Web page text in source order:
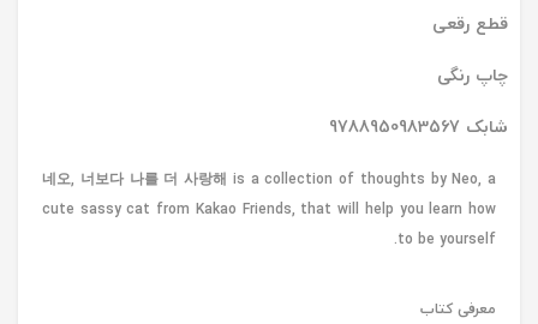
قطع رقعی
چاپ رنگی
شابک 9788950983567
네오, 너보다 나를 더 사랑해 is a collection of thoughts by Neo, a
cute sassy cat from Kakao Friends, that will help you learn how
to be yourself.
معرفی کتاب